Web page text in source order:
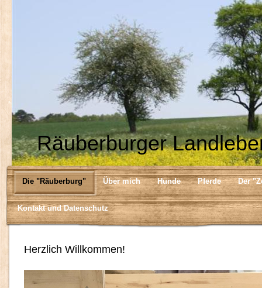
Räuberburger
Die "Räuberburg" Über mich Hunde Pferde Der
Kontakt und Datenschutz
Herzlich Willkommen!